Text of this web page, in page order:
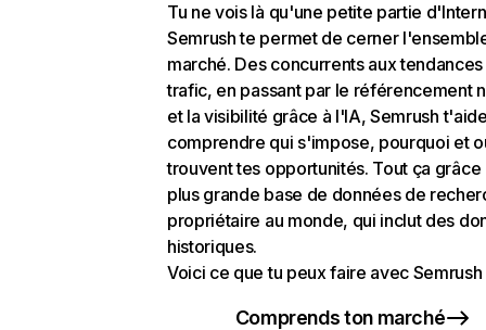
Tu ne vois là qu'une petite partie
Semrush te permet de cerner
marché. Des concurrents aux
trafic, en passant par le référencement
et la visibilité grâce à l'IA, Semrush
comprendre qui s'impose, pourquoi et
trouvent tes opportunités. Tout ça grâce
plus grande base de données de
propriétaire au monde, qui inclut des
historiques.
Voici ce que tu peux faire avec Semrush
Comprends ton marché